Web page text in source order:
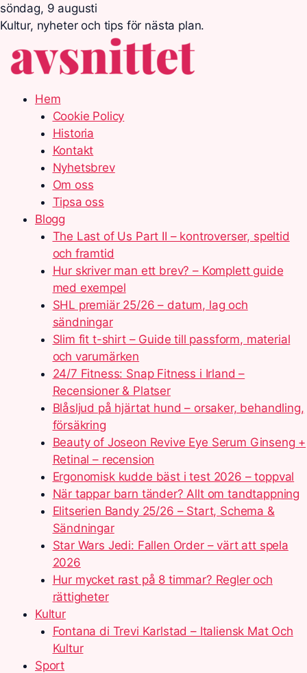
söndag, 9 augusti
Kultur, nyheter och tips för nästa plan.
Hem
Cookie Policy
Historia
Kontakt
Nyhetsbrev
Om oss
Tipsa oss
Blogg
The Last of Us Part II – kontroverser, speltid
och framtid
Hur skriver man ett brev? – Komplett guide
med exempel
SHL premiär 25/26 – datum, lag och
sändningar
Slim fit t-shirt – Guide till passform, material
och varumärken
24/7 Fitness: Snap Fitness i Irland –
Recensioner & Platser
Blåsljud på hjärtat hund – orsaker, behandling,
försäkring
Beauty of Joseon Revive Eye Serum Ginseng +
Retinal – recension
Ergonomisk kudde bäst i test 2026 – toppval
När tappar barn tänder? Allt om tandtappning
Elitserien Bandy 25/26 – Start, Schema &
Sändningar
Star Wars Jedi: Fallen Order – värt att spela
2026
Hur mycket rast på 8 timmar? Regler och
rättigheter
Kultur
Fontana di Trevi Karlstad – Italiensk Mat Och
Kultur
Sport